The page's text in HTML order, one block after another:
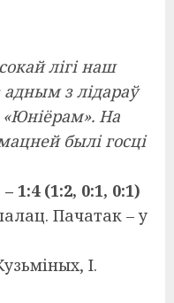
лігі наш
адным з лідараў
«Юніёрам». На
былі госці
1:4 (1:2, 0:1, 0:1)
Пачатак – у
І.